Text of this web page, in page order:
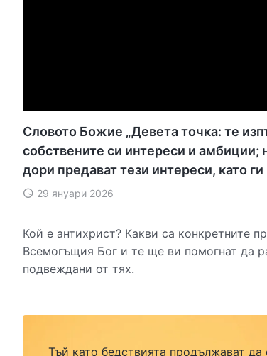
Словото Божие „Девета точка: те
собствените си интереси и амбиции;
дори предават тези интереси, като
29 януари 2026
Кой е антихрист? Какви са конкретните
Всемогъщия Бог и те ще ви помогнат да
подвеждани от тях.
Тъй като бедствията продължават да